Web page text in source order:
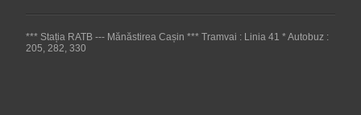
*** Stația RATB --- Mănăstirea Cașin *** Tramvai : Linia 41 * Autobuz :
205, 282, 330